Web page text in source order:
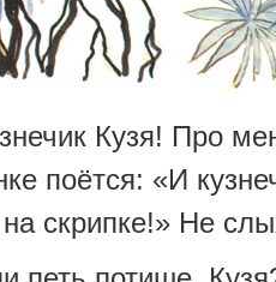
Кузя! Про
поётся: «И
скрипке!» Не